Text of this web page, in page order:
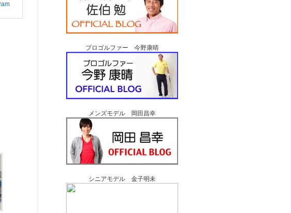
プロゴルファー 今野康晴
メンズモデル 岡田昌幸
シニアモデル 金子明未